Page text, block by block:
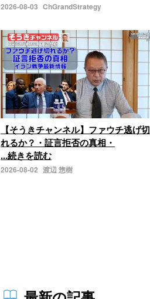
2026-08-03 ChGrandStrategy
【そうきチャンネル】ファウチ逃げ切
れるか？・証言拒否の真相・
...続きを読む
2026-08-02 渡辺 惣樹